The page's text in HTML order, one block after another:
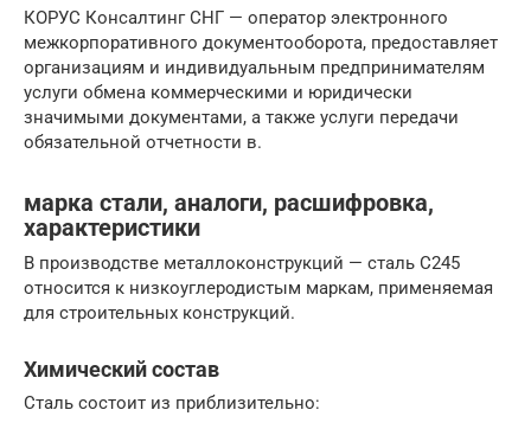
КОРУС Консалтинг СНГ — оператор электронного
межкорпоративного документооборота, предоставляет
организациям и индивидуальным предпринимателям
услуги обмена коммерческими и юридически
значимыми документами, а также услуги передачи
обязательной отчетности в.
марка стали, аналоги, расшифровка,
характеристики
В производстве металлоконструкций — сталь С245
относится к низкоуглеродистым маркам, применяемая
для строительных конструкций.
Химический состав
Сталь состоит из приблизительно: